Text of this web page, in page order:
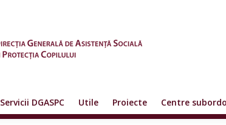
Servicii DGASPC Utile Proiecte Centre